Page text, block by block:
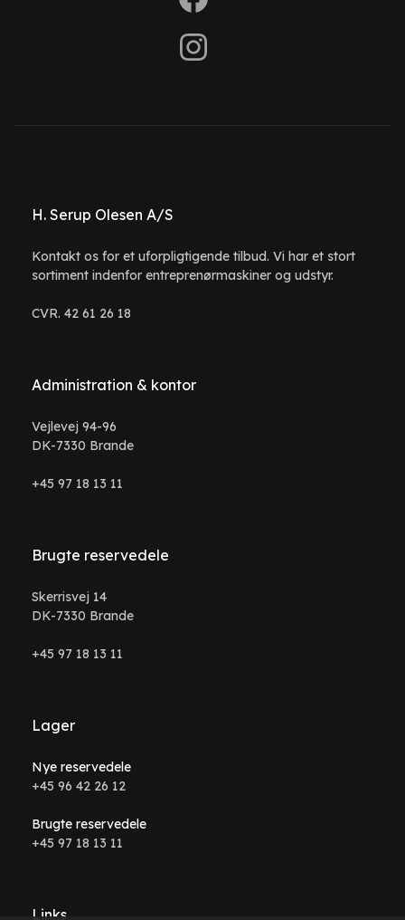
H. Serup Olesen A/S
Kontakt os for et uforpligtigende tilbud. Vi har et stort
sortiment indenfor entreprenørmaskiner og udstyr.
CVR. 42 61 26 18
Administration & kontor
Vejlevej 94-96
DK-7330 Brande
+45 97 18 13 11
Brugte reservedele
Skerrisvej 14
DK-7330 Brande
+45 97 18 13 11
Lager
Nye reservedele
+45 96 42 26 12
Brugte reservedele
+45 97 18 13 11
Links